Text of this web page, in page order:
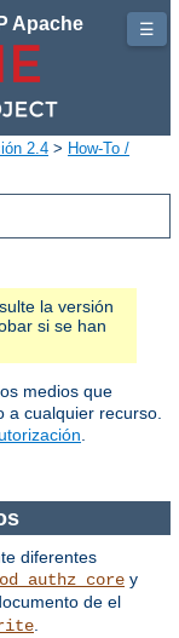
Apache
2.4 > How-To /
la versión
si se han
medios que
a cualquier recurso.
diferentes
y
de el
☰